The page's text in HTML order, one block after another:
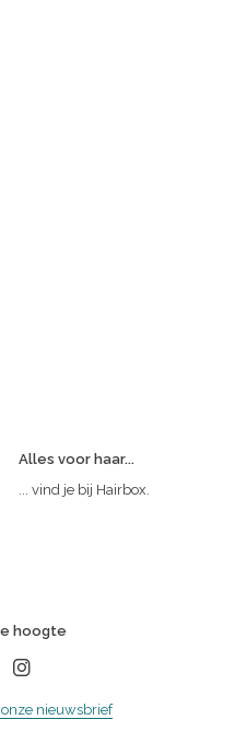
Alles voor haar...
... vind je bij Hairbox.
hoogte
nieuwsbrief